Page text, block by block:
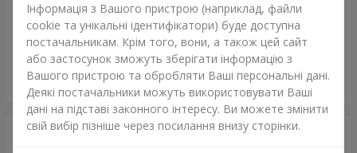
Романтичний букет "Чарівність"
Харків
Фотогалерея
Інформація з Вашого пристрою (наприклад, файли
cookie та унікальні ідентифікатори) буде доступна
постачальникам. Крім того, вони, а також цей сайт
або застосунок зможуть зберігати інформацію з
Вашого пристрою та обробляти Ваші персональні дані.
Деякі постачальники можуть використовувати Ваші
дані на підставі законного інтересу. Ви можете змінити
свій вибір пізніше через посилання внизу сторінки.